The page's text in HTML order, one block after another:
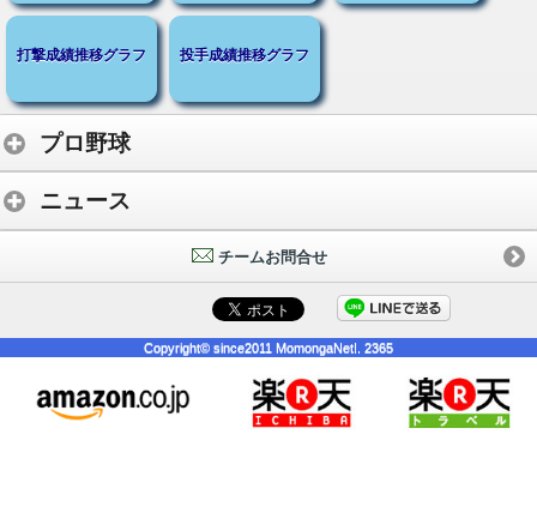
打撃成績推移グラフ 投手成績推移グラフ
プロ野球
ニュース
チームお問合せ
Copyright© since2011 MomongaNet!. 2365